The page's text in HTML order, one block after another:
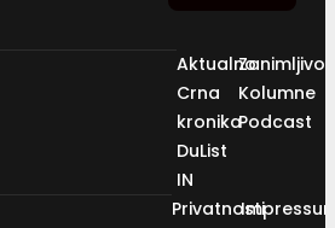
Aktualno
Crna
kronika
DuList
IN
Kolumne
Podcast
Privatnosti